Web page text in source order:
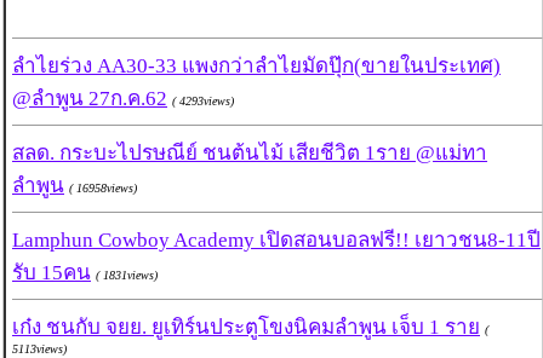
ลำไยร่วง AA30-33 แพงกว่าลำไยมัดปุ๊ก(ขายในประเทศ)
@ลำพูน 27ก.ค.62 ( 4293views)
สลด. กระบะไปรษณีย์ ชนต้นไม้ เสียชีวิต 1ราย @แม่ทา
ลำพูน ( 16958views)
Lamphun Cowboy Academy เปิดสอนบอลฟรี!! เยาวชน8-11ปี
รับ 15คน ( 1831views)
เก๋ง ชนกับ จยย. ยูเทิร์นประตูโขงนิคมลำพูน เจ็บ 1 ราย (
5113views)